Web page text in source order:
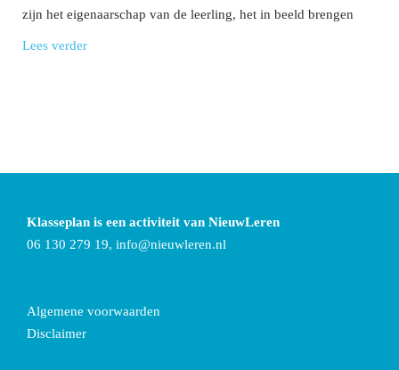
zijn het eigenaarschap van de leerling, het in beeld brengen
Lees verder
Klasseplan is een activiteit van NieuwLeren
06 130 279 19, info@nieuwleren.nl
Algemene voorwaarden
Disclaimer